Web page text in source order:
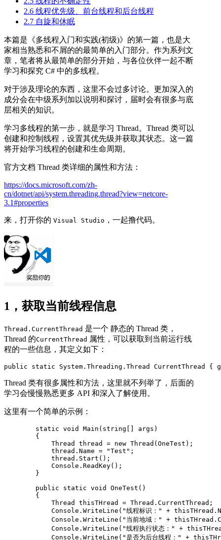
2.6 线程优先级、前台线程和后台线程
2.7 自旋和休眠
本篇是《多线程入门和实践(初级)》的第一篇，也是大
家相当熟悉和不屑的的最简单的入门部分。作为系列文
章，笔者将从最简单的部分开始，与各位伙伴一起不断
学习和探究 C# 中的多线程。
对于涉及理论的东西，这里不会过多讨论。更加深入的
成分会在中级系列加以说明和探讨，届时会有很多与底
层相关的知识。
学习多线程的第一步，就是学习 Thread。Thread 类可以
创建和控制线程，设置其优先级并获取其状态。这一篇
将开始学习线程的创建和生命周期。
官方文档 Thread 类详细的属性和方法：
https://docs.microsoft.com/zh-
cn/dotnet/api/system.threading.thread?view=netcore-
3.1#properties
来，打开你的 Visual Studio ，一起撸代码。
1，获取当前线程信息
Thread.CurrentThread 是一个 静态的 Thread 类，
Thread 的CurrentThread 属性，可以获取到当前运行线
程的一些信息，其定义如下：
public static System.Threading.Thread CurrentThread {
Thread 类有很多属性和方法，这里就不列举了，后面的
学习会慢慢熟悉更多 API 和深入了解使用。
这里有一个简单的示例：
        static void Main(string[] args)
        {
            Thread thread = new Thread(OneTest);
            thread.Name = "Test";
            thread.Start();
            Console.ReadKey();
        }
        public static void OneTest()
        {
            Thread thisTHread = Thread.CurrentThread;
Console.WriteLine("线程标识：" +
Console.WriteLine("当前地域：" +
Console.WriteLine("线程执行状态：" +
Console.WriteLine("是否为后台线程：" +